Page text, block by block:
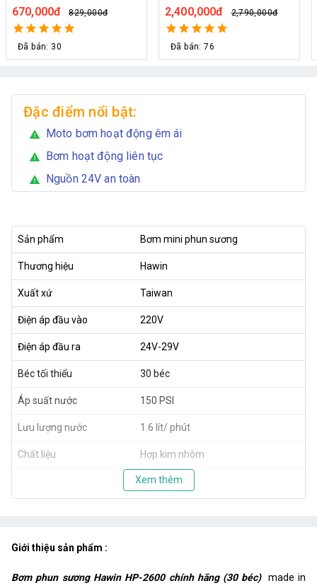
2,400,000đ 2,790,000đ
Đã bán: 76
690,000đ 800,000đ
Đã bán: 80
Đặc điểm nổi bật:
warning Moto bơm hoạt động êm ái
warning Bơm hoạt động liên tục
warning Nguồn 24V an toàn
Sản phẩm Bơm mini phun sương
Thương hiệu Hawin
Xuất xứ Taiwan
Điện áp đầu vào 220V
Điện áp đầu ra 24V-29V
Béc tối thiểu 30 béc
Áp suất nước 150 PSI
Lưu lượng nước 1.6 lít/ phút
Chất liệu Hợp kim nhôm
Xem thêm
Giới thiệu sản phẩm :
Bơm phun sương Hawin HP-2600 chính hãng (30 béc) made in